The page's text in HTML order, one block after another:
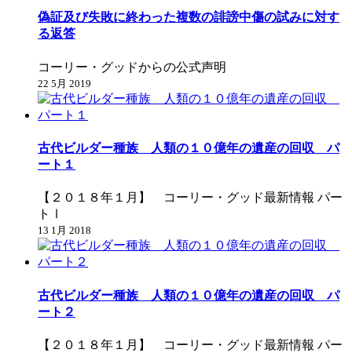
偽証及び失敗に終わった複数の誹謗中傷の試みに対す
る返答
コーリー・グッドからの公式声明
22 5月 2019
古代ビルダー種族 人類の１０億年の遺産の回収 パ
ート１
【２０１８年１月】 コーリー・グッド最新情報 パー
トⅠ
13 1月 2018
古代ビルダー種族 人類の１０億年の遺産の回収 パ
ート２
【２０１８年１月】 コーリー・グッド最新情報 パー